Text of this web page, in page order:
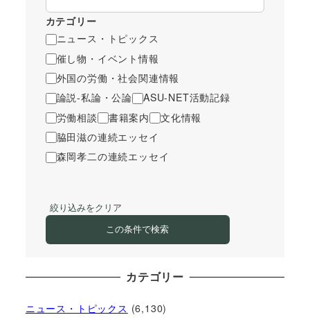
カテゴリー
ニュース・トピックス
催し物・イベント情報
外国の労働・社会関連情報
論説-私論・公論
ASU-NET活動記録
労働相談
書籍案内
文化情報
脇田滋の連続エッセイ
森岡孝二の連続エッセイ
絞り込みをクリア
この条件で検索
カテゴリー
ニュース・トピックス (6,130)